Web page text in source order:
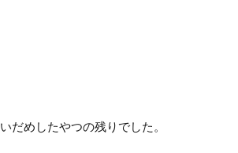
だめしたやつの残りでした。